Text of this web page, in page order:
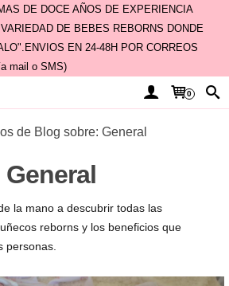
DE DOCE AÑOS DE EXPERIENCIA
DE BEBES REBORNS DONDE
EN 24-48H POR CORREOS
mail o SMS)
0
de Blog sobre: General
General
la mano a descubrir todas las
reborns y los beneficios que
personas.